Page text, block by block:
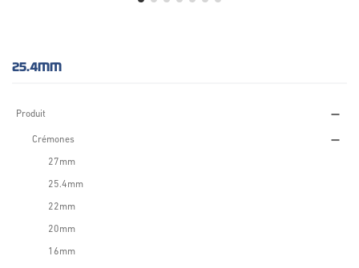
25.4MM
Produit
Crémones
27mm
25.4mm
22mm
20mm
16mm